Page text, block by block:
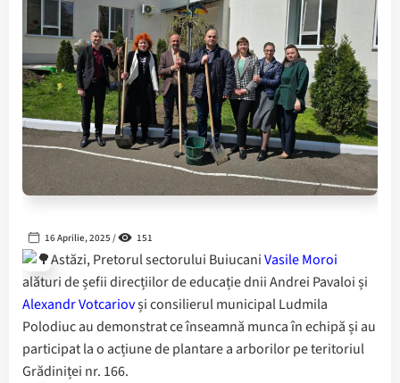
16 Aprilie, 2025 / 151
Astăzi, Pretorul sectorului BuiucaniVasile Moroi
alături de șefii direcțiilor de educație dnii Andrei Pavaloi și
Alexandr Votcariovși consilierul municipal Ludmila
Polodiuc au demonstrat ce înseamnă munca în echipă și au
participat la o acțiune de plantare a arborilor pe teritoriul
Grădiniței nr. 166.